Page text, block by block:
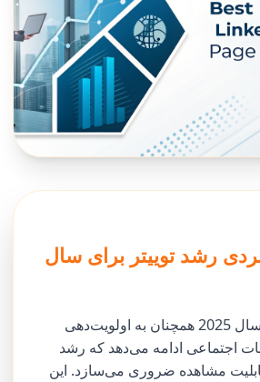
رشد توییتر برای سال
الگوریتم توییتر در سال 2025 همچنان به اولویت‌دهی
اجتماعی ادامه می‌دهد که رشد
مشاهده ضروری می‌سازد. این